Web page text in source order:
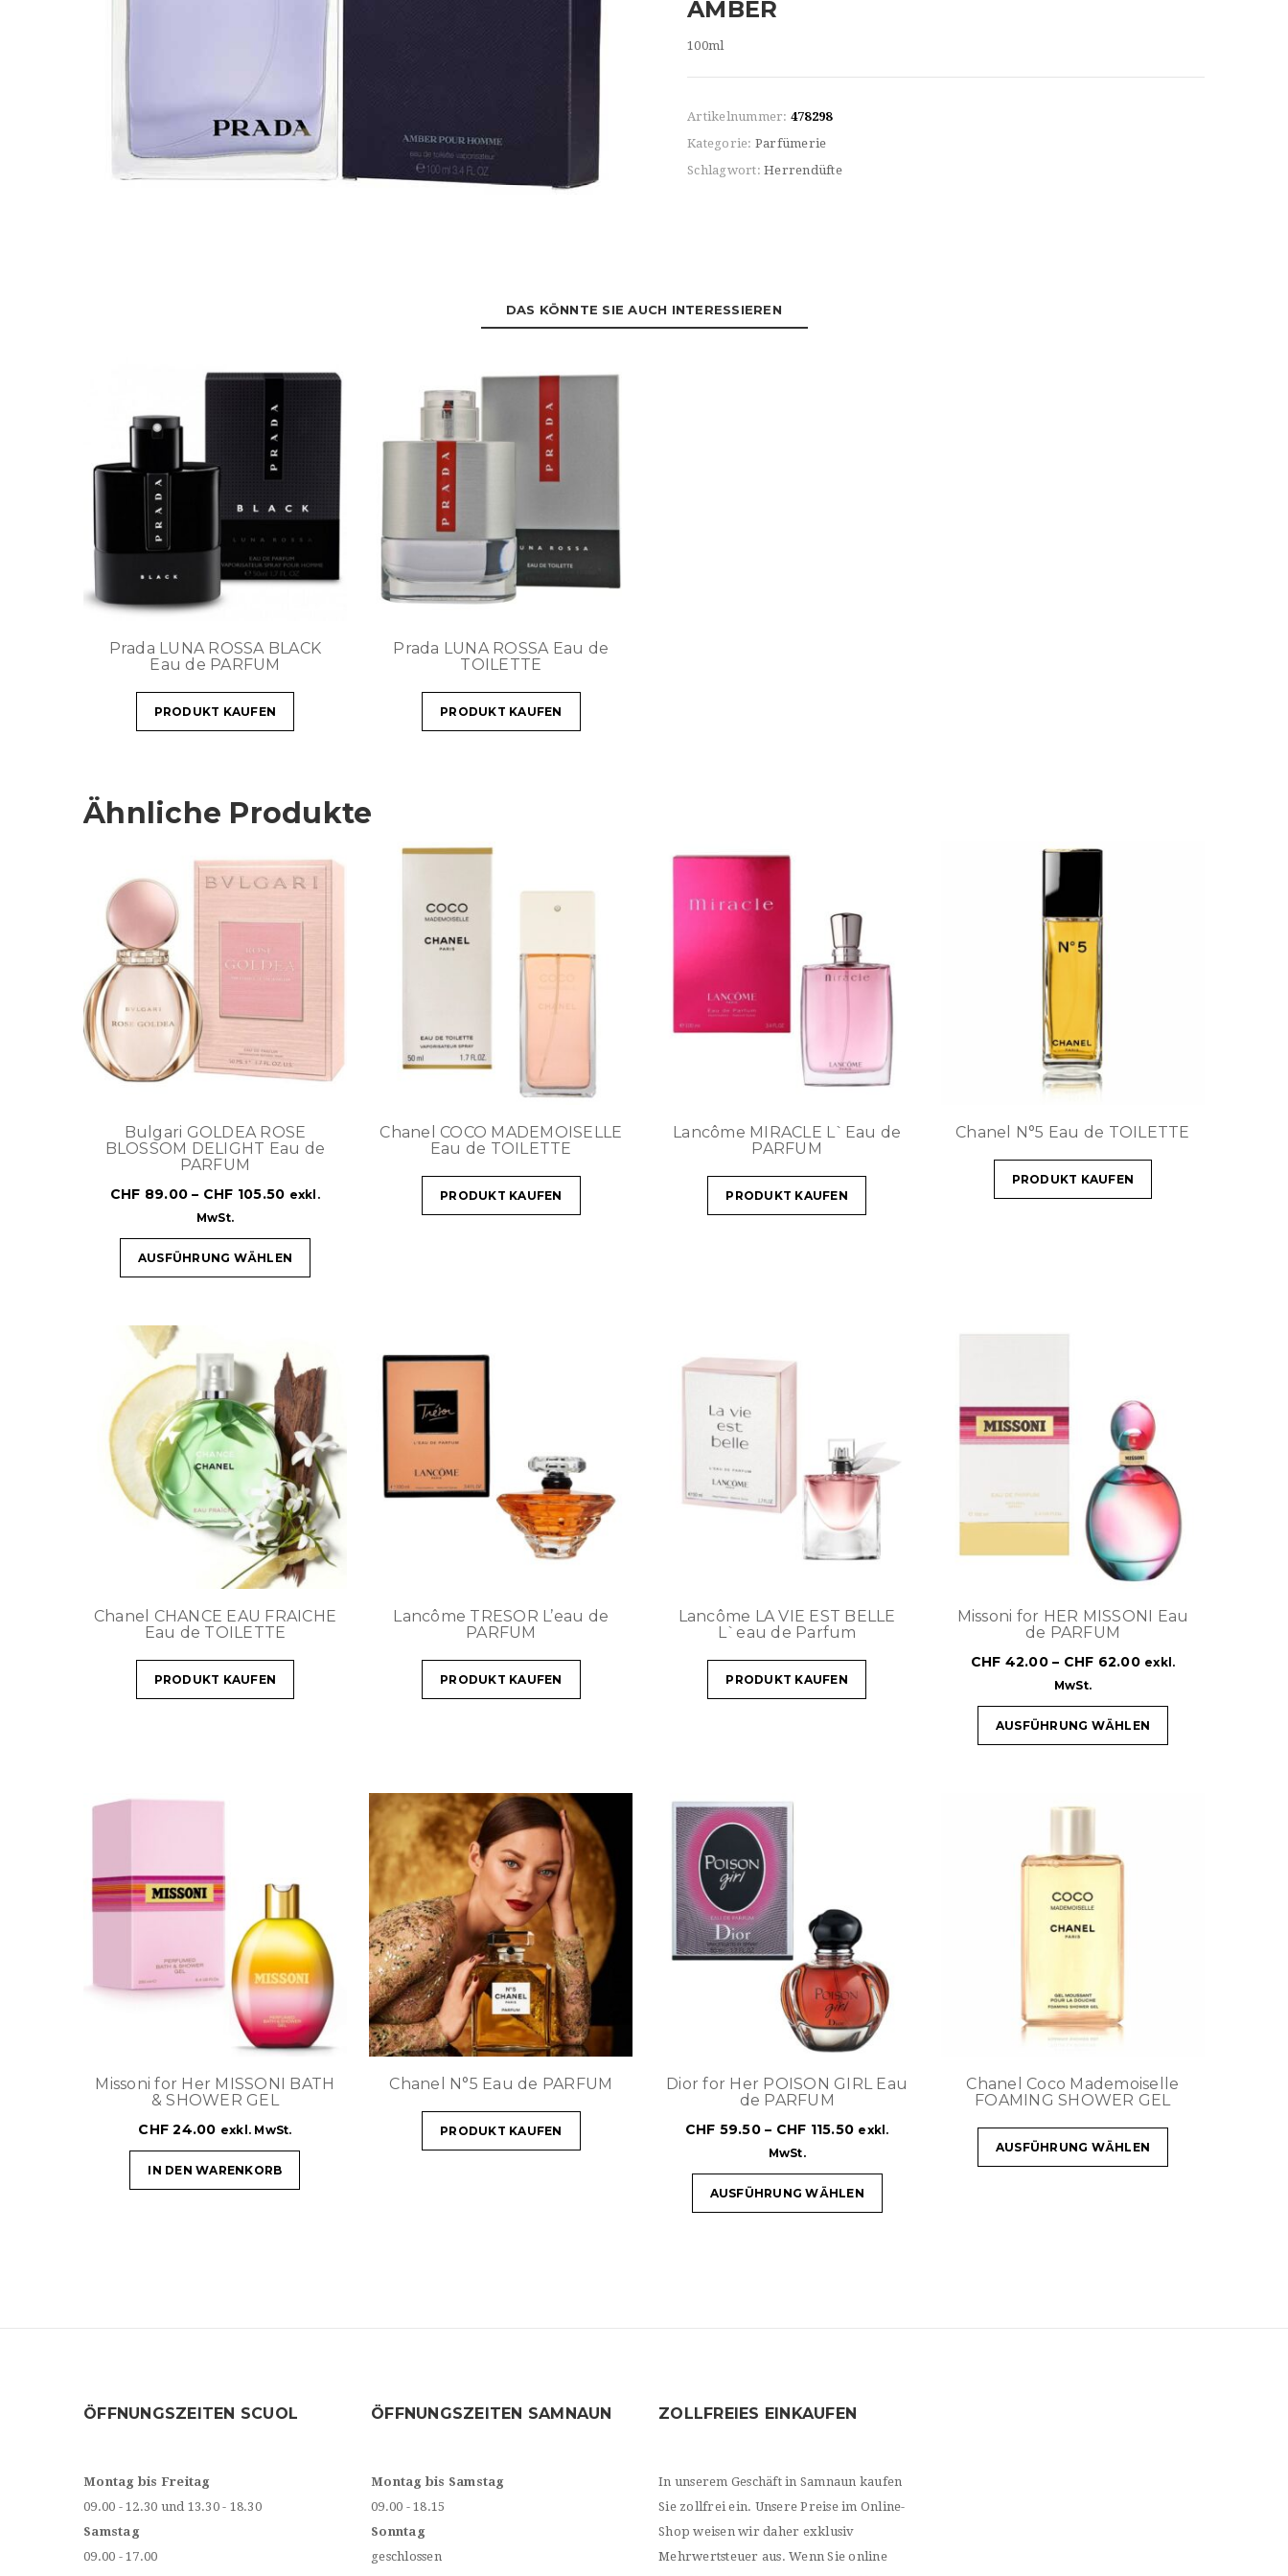
AMBER
100ml
Artikelnummer: 478298
Kategorie: Parfümerie
Schlagwort: Herrendüfte
DAS KÖNNTE SIE AUCH INTERESSIEREN
Prada LUNA ROSSA BLACK
Eau de PARFUM
PRODUKT KAUFEN
Prada LUNA ROSSA Eau de
TOILETTE
PRODUKT KAUFEN
Ähnliche Produkte
Bulgari GOLDEA ROSE
BLOSSOM DELIGHT Eau de
PARFUM
CHF 89.00 – CHF 105.50 exkl.
MwSt.
AUSFÜHRUNG WÄHLEN
Chanel COCO MADEMOISELLE
Eau de TOILETTE
PRODUKT KAUFEN
Lancôme MIRACLE L`Eau de
PARFUM
PRODUKT KAUFEN
Chanel N°5 Eau de TOILETTE
PRODUKT KAUFEN
Chanel CHANCE EAU FRAICHE
Eau de TOILETTE
PRODUKT KAUFEN
Lancôme TRESOR L’eau de
PARFUM
PRODUKT KAUFEN
Lancôme LA VIE EST BELLE
L`eau de Parfum
PRODUKT KAUFEN
Missoni for HER MISSONI Eau
de PARFUM
CHF 42.00– CHF 62.00 exkl.
MwSt.
AUSFÜHRUNG WÄHLEN
Missoni for Her MISSONI BATH
& SHOWER GEL
CHF 24.00 exkl. MwSt.
IN DEN WARENKORB
Chanel N°5 Eau de PARFUM
PRODUKT KAUFEN
Dior for Her POISON GIRL Eau
de PARFUM
CHF 59.50– CHF 115.50 exkl.
MwSt.
AUSFÜHRUNG WÄHLEN
Chanel Coco Mademoiselle
FOAMING SHOWER GEL
AUSFÜHRUNG WÄHLEN
ÖFFNUNGSZEITEN SCUOL
Montag bis Freitag
09.00 - 12.30 und 13.30 - 18.30
Samstag
09.00 - 17.00
ÖFFNUNGSZEITEN SAMNAUN
Montag bis Samstag
09.00 - 18.15
Sonntag
geschlossen
ZOLLFREIES EINKAUFEN
In unserem Geschäft in Samnaun kaufen
Sie zollfrei ein. Unsere Preise im Online-
Shop weisen wir daher exklusiv
Mehrwertsteuer aus. Wenn Sie online